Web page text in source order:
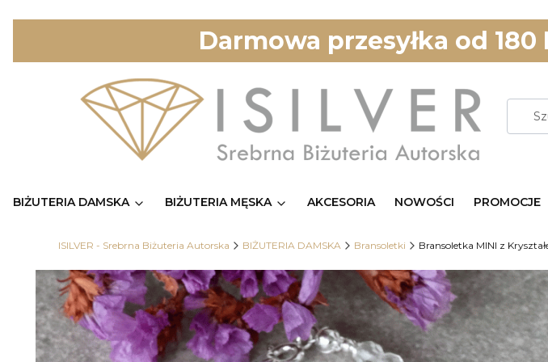
Darmowa przesyłka od 180
BIŻUTERIA DAMSKA BIŻUTERIA MĘSKA AKCESORIA NOWOŚCI PROMOCJE
ISILVER - Srebrna Biżuteria Autorska BIŻUTERIA DAMSKA Bransoletki Bransoletka MINI z